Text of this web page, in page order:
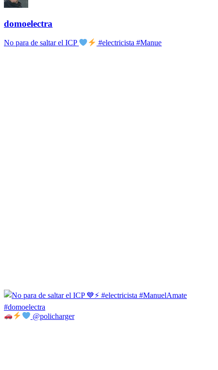
domoelectra
No para de saltar el ICP #electricista #Manue
@policharger